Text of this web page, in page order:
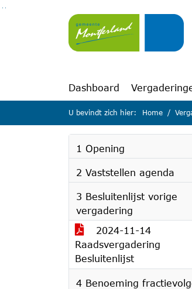
Ga naar de inhoud van deze pagina
Ga naar het zoeken
Ga naar het menu
Dashboard
U bevindt zich hier: Home
1 Opening
2 Vaststellen agenda
3 Besluitenlijst vorige
vergadering
2024-11-14
Raadsvergadering
Besluitenlijst
4 Benoeming